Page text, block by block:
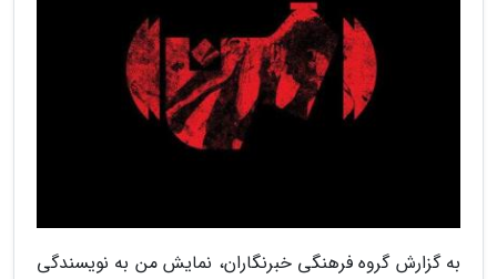
به گزارش گروه فرهنگی خبرنگاران، نمایش من به نویسندگی